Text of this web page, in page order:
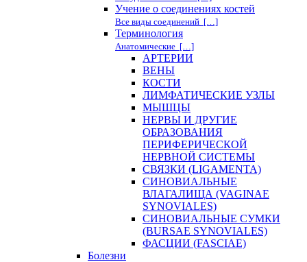
Учение о соединениях костей
Все виды соединений […]
Терминология
Анатомические […]
АРТЕРИИ
ВЕНЫ
КОСТИ
ЛИМФАТИЧЕСКИЕ УЗЛЫ
МЫШЦЫ
НЕРВЫ И ДРУГИЕ
ОБРАЗОВАНИЯ
ПЕРИФЕРИЧЕСКОЙ
НЕРВНОЙ СИСТЕМЫ
СВЯЗКИ (LIGAMENTA)
СИНОВИАЛЬНЫЕ
ВЛАГАЛИЩА (VAGINAE
SYNOVIALES)
СИНОВИАЛЬНЫЕ СУМКИ
(BURSAE SYNOVIALES)
ФАСЦИИ (FASCIAE)
Болезни